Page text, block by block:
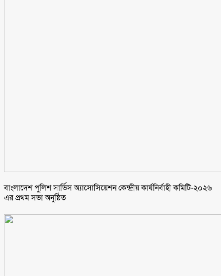
বাংলাদেশ পুলিশ সার্ভিস অ্যাসোসিয়েশন কেন্দ্রীয় কার্যনির্বাহী কমিটি-২০২৬
এর প্রথম সভা অনুষ্ঠিত